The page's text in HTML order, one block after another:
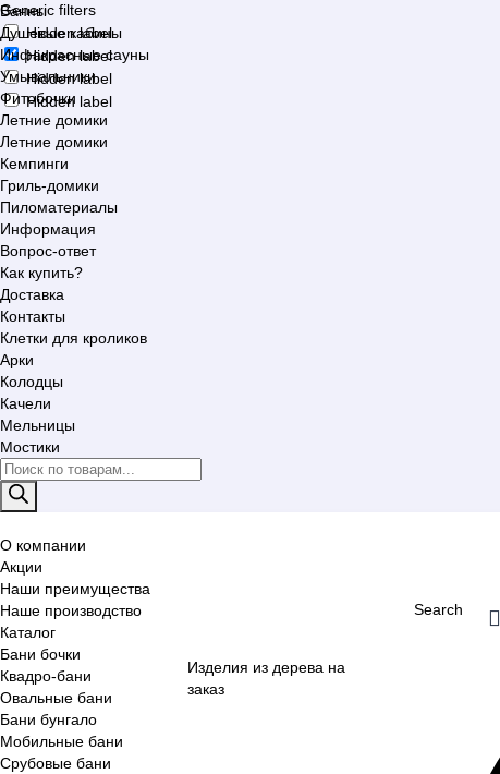
Generic filters
Hidden label
Hidden label
Hidden label
Hidden label
Ванны
Душевые кабины
Инфакрасные сауны
Умывальники
Фитобочки
Летние домики
Летние домики
Кемпинги
Гриль-домики
Пиломатериалы
Информация
Вопрос-ответ
Как купить?
Доставка
Контакты
Клетки для кроликов
Арки
Колодцы
Качели
Мельницы
Мостики
Поиск
товаров
Изделия из дерева на
заказ
Search
О компании
Акции
Наши преимущества
Наше производство
Каталог
Бани бочки
Квадро-бани
Овальные бани
Бани бунгало
Мобильные бани
Срубовые бани